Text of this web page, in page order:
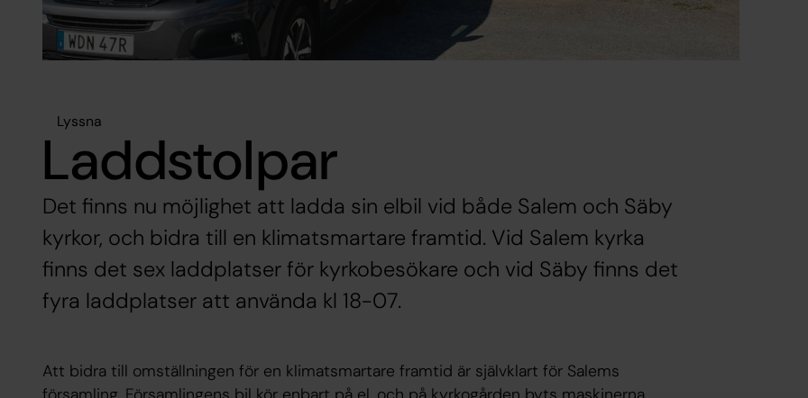
Lyssna
Laddstolpar
Det finns nu möjlighet att ladda sin elbil vid både Salem och Säby
kyrkor, och bidra till en klimatsmartare framtid. Vid Salem kyrka
finns det sex laddplatser för kyrkobesökare och vid Säby finns det
fyra laddplatser att använda kl 18-07.
Att bidra till omställningen för en klimatsmartare framtid är självklart för Salems